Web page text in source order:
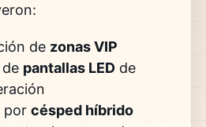
de zonas VIP
pantallas LEDde
por césped híbrido